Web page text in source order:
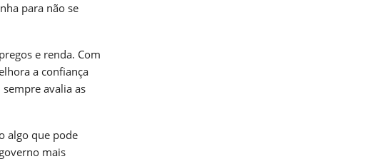
para não se
e renda. Com
a confiança
avalia as
algo que pode
mais